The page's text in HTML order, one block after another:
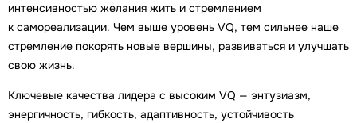
интенсивностью желания жить и стремлением
к самореализации. Чем выше уровень VQ, тем сильнее наше
стремление покорять новые вершины, развиваться и улучшать
свою жизнь.
Ключевые качества лидера с высоким VQ — энтузиазм,
энергичность, гибкость, адаптивность, устойчивость